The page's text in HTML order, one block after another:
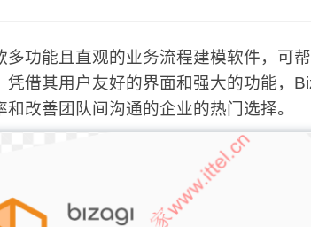
多功能且直观的业务流程建模软件，可
凭借其用户友好的界面和强大的功能，
改善团队间沟通的企业的热门选择。